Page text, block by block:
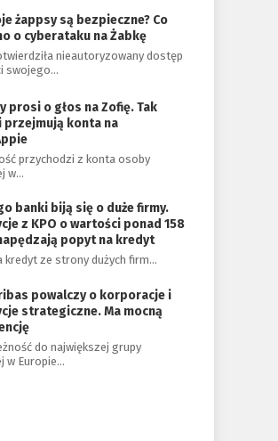
żappsy są bezpieczne? Co
o cyberataku na Żabkę
nieautoryzowany dostęp
swojego…
prosi o głos na Zofię. Tak
przejmują konta na
przychodzi z konta osoby
w…
banki biją się o duże firmy.
z KPO o wartości ponad 158
popyt na kredyt
kredyt ze strony dużych firm…
powalczy o korporacje i
strategiczne. Ma mocną
do największej grupy
w Europie…